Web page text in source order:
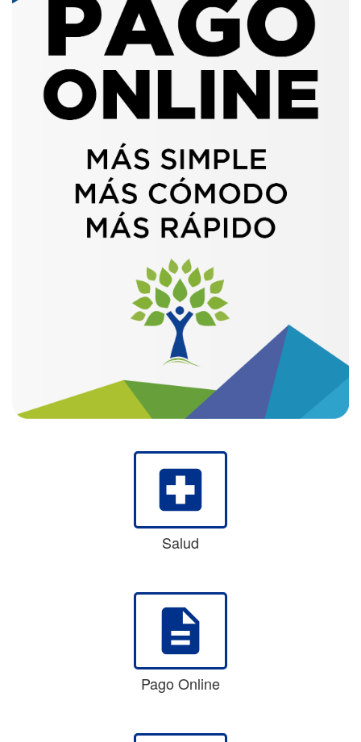
local_hospital
Salud
description
Pago Online